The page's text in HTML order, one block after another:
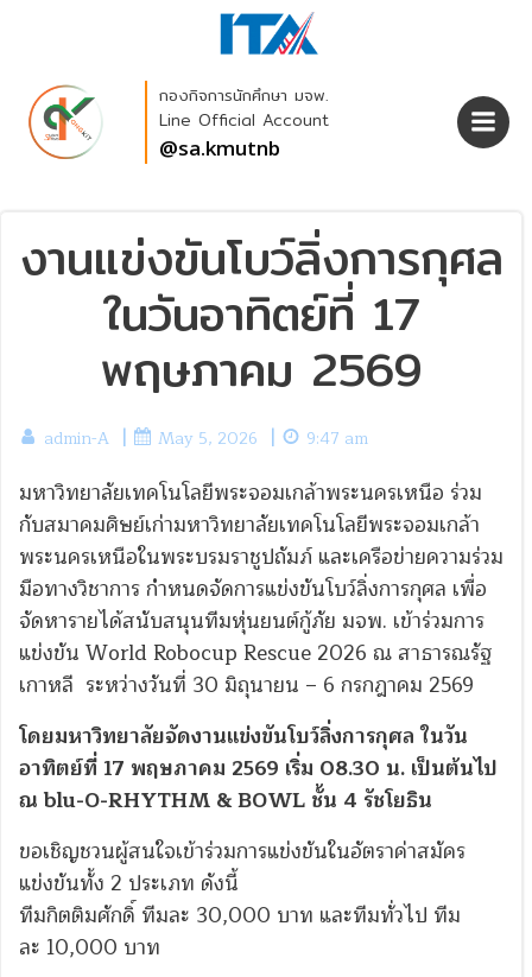
Skip
to
กองกิจการนักศึกษา มจพ.
Line Official Account
@sa.kmutnb
งานแข่งขันโบว์ลิ่งการกุศล
ในวันอาทิตย์ที่ 17
พฤษภาคม 2569
admin-A | May 5, 2026 | 9:47 am
มหาวิทยาลัยเทคโนโลยีพระจอมเกล้าพระนครเหนือ ร่วม
กับสมาคมศิษย์เก่ามหาวิทยาลัยเทคโนโลยีพระจอมเกล้า
พระนครเหนือในพระบรมราชูปถัมภ์ และเครือข่ายความร่วม
มือทางวิชาการ กำหนดจัดการแข่งขันโบว์ลิ่งการกุศล เพื่อ
จัดหารายได้สนับสนุนทีมหุ่นยนต์กู้ภัย มจพ. เข้าร่วมการ
แข่งขัน World Robocup Rescue 2026 ณ สาธารณรัฐ
เกาหลี ระหว่างวันที่ 30 มิถุนายน – 6 กรกฎาคม 2569
โดยมหาวิทยาลัยจัดงานแข่งขันโบว์ลิ่งการกุศล ในวัน
อาทิตย์ที่ 17 พฤษภาคม 2569 เริ่ม 08.30 น. เป็นต้นไป
ณ blu-O-RHYTHM & BOWL ชั้น 4 รัชโยธิน
ขอเชิญชวนผู้สนใจเข้าร่วมการแข่งขันในอัตราค่าสมัคร
แข่งขันทั้ง 2 ประเภท ดังนี้
ทีมกิตติมศักดิ์ ทีมละ 30,000 บาท และทีมทั่วไป ทีม
ละ 10,000 บาท